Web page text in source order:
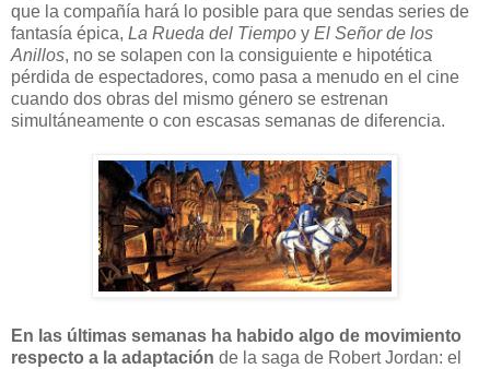
que la compañía hará lo posible para que sendas series de
fantasía épica, La Rueda del Tiempo y El Señor de los
Anillos, no se solapen con la consiguiente e hipotética
pérdida de espectadores, como pasa a menudo en el cine
cuando dos obras del mismo género se estrenan
simultáneamente o con escasas semanas de diferencia.
En las últimas semanas ha habido algo de movimiento
respecto a la adaptación de la saga de Robert Jordan: el